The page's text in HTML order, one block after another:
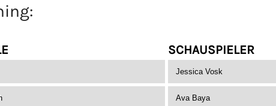
:
SCHAUSPIELER
Jessica Vosk
Ava Baya